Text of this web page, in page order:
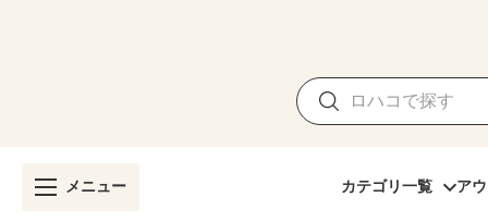
メニュー カテゴリ一覧 ア